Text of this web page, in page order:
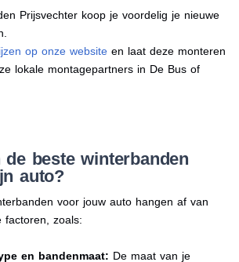
Prijsvechter koop je voordelig je nieuwe
op onze websiteen laat deze monteren
lokale montagepartners in De Bus of
de beste winterbanden
auto?
voor jouw auto hangen af van
factoren, zoals:
en bandenmaat: De maat van je